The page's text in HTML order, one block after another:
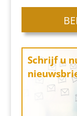
Schrijf u